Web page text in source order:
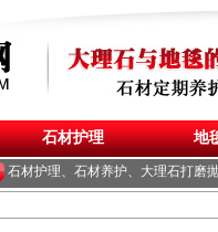
石材护理 地
石材护理、石材养护、大理石打磨